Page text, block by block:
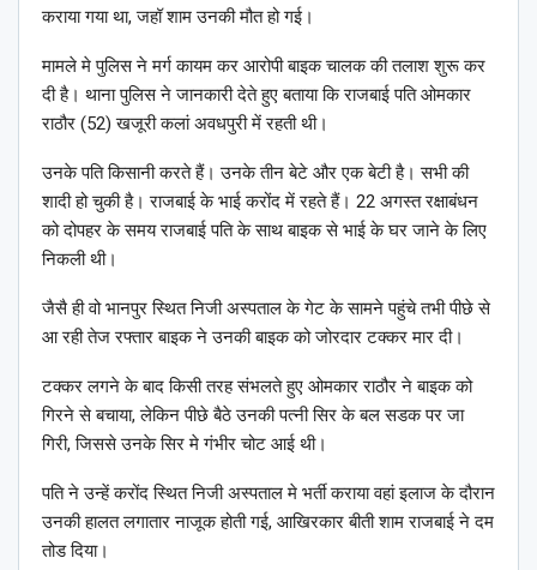
कराया गया था, जहॉ शाम उनकी मौत हो गई।
मामले मे पुलिस ने मर्ग कायम कर आरोपी बाइक चालक की तलाश शुरू कर
दी है। थाना पुलिस ने जानकारी देते हुए बताया कि राजबाई पति ओमकार
राठौर (52) खजूरी कलां अवधपुरी में रहती थी।
उनके पति किसानी करते हैं। उनके तीन बेटे और एक बेटी है। सभी की
शादी हो चुकी है। राजबाई के भाई करोंद में रहते हैं। 22 अगस्त रक्षाबंधन
को दोपहर के समय राजबाई पति के साथ बाइक से भाई के घर जाने के लिए
निकली थी।
जैसै ही वो भानपुर स्थित निजी अस्पताल के गेट के सामने पहुंचे तभी पीछे से
आ रही तेज रफ्तार बाइक ने उनकी बाइक को जोरदार टक्कर मार दी।
टक्कर लगने के बाद किसी तरह संभलते हुए ओमकार राठौर ने बाइक को
गिरने से बचाया, लेकिन पीछे बैठे उनकी पत्नी सिर के बल सडक पर जा
गिरी, जिससे उनके सिर मे गंभीर चोट आई थी।
पति ने उन्हें करोंद स्थित निजी अस्पताल मे भर्ती कराया वहां इलाज के दौरान
उनकी हालत लगातार नाजूक होती गई, आखिरकार बीती शाम राजबाई ने दम
तोड दिया।